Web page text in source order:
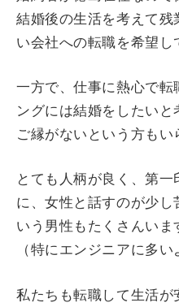
結婚後の生活を考えて
い会社への転職を希望し
一方で、仕事に熱心で転
ングには結婚をしたいと
ご縁がないという方もい
とても人柄が良く、第
に、女性と話すのが少
いう男性もたくさんいま
（特にエンジニアに多い
私たちも転職して生活